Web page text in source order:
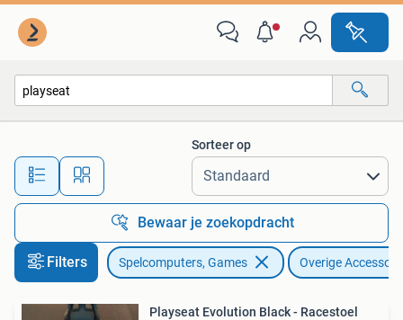
Alle afstanden…
Sorteer op
Bewaar je zoekopdracht
Filters Spelcomputers, Games Overige
Playseat Evolution Black - Racestoel